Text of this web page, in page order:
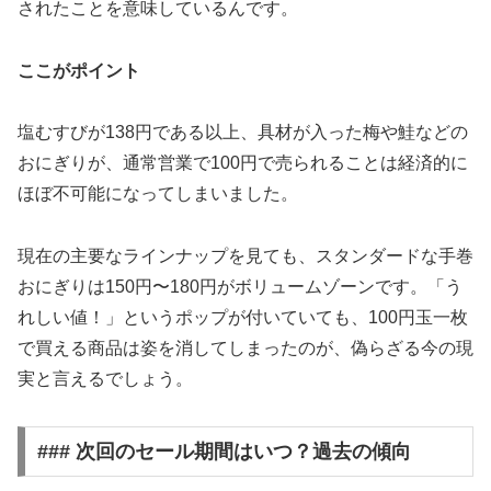
されたことを意味しているんです。
ここがポイント
塩むすびが138円である以上、具材が入った梅や鮭などの
おにぎりが、通常営業で100円で売られることは経済的に
ほぼ不可能になってしまいました。
現在の主要なラインナップを見ても、スタンダードな手巻
おにぎりは150円〜180円がボリュームゾーンです。「う
れしい値！」というポップが付いていても、100円玉一枚
で買える商品は姿を消してしまったのが、偽らざる今の現
実と言えるでしょう。
### 次回のセール期間はいつ？過去の傾向